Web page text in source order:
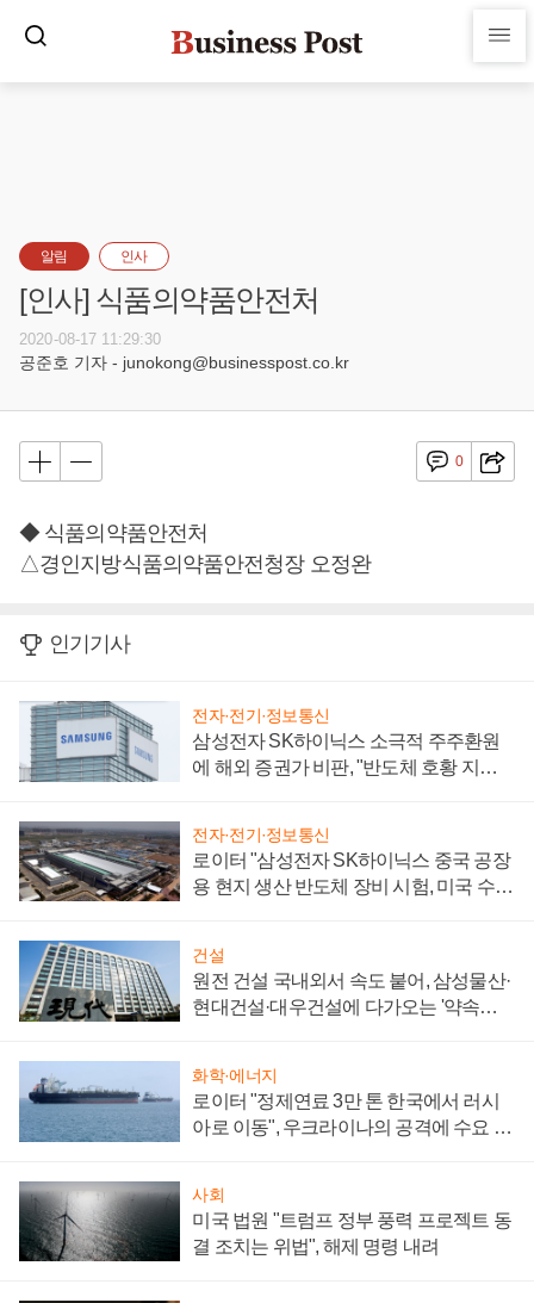
알림 인사
[인사] 식품의약품안전처
2020-08-17 11:29:30
공준호 기자 - junokong@businesspost.co.kr
0
◆ 식품의약품안전처
△경인지방식품의약품안전청장 오정완
인기기사
전자·전기·정보통신
삼성전자 SK하이닉스 소극적 주주환원
에 해외 증권가 비판, "반도체 호황 지속
전자·전기·정보통신
로이터 "삼성전자 SK하이닉스 중국 공장
용 현지 생산 반도체 장비 시험, 미국 수출
건설
원전 건설 국내외서 속도 붙어, 삼성물산·
현대건설·대우건설에 다가오는 '약속의
화학·에너지
로이터 "정제연료 3만 톤 한국에서 러시
아로 이동", 우크라이나의 공격에 수요 늘
사회
미국 법원 "트럼프 정부 풍력 프로젝트 동
결 조치는 위법", 해제 명령 내려